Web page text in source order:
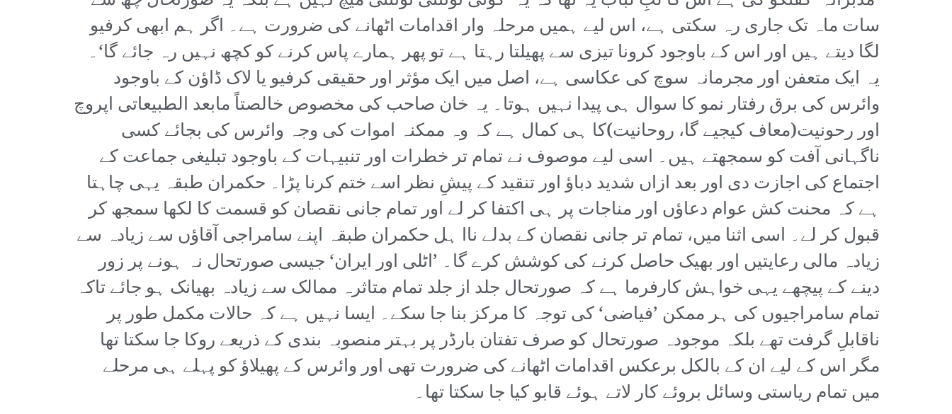
سات ماہ تک جاری رہ سکتی ہے، اس لیے ہمیں مرحلہ وار اقدامات اٹھانے کی ضرورت ہے۔ اگر ہم ابھی کرفیو
لگا دیتے ہیں اور اس کے باوجود کرونا تیزی سے پھیلتا رہتا ہے تو پھر ہمارے پاس کرنے کو کچھ نہیں رہ جائے گا‘۔
یہ ایک متعفن اور مجرمانہ سوچ کی عکاسی ہے، اصل میں ایک مؤثر اور حقیقی کرفیو یا لاک ڈاؤن کے باوجود
وائرس کی برق رفتار نمو کا سوال ہی پیدا نہیں ہوتا۔ یہ خان صاحب کی مخصوص خالصتاً مابعد الطبیعاتی اپروچ
اور رحونیت(معاف کیجیے گا، روحانیت)کا ہی کمال ہے کہ وہ ممکنہ اموات کی وجہ وائرس کی بجائے کسی
ناگہانی آفت کو سمجھتے ہیں۔ اسی لیے موصوف نے تمام تر خطرات اور تنبیہات کے باوجود تبلیغی جماعت کے
اجتماع کی اجازت دی اور بعد ازاں شدید دباؤ اور تنقید کے پیشِ نظر اسے ختم کرنا پڑا۔ حکمران طبقہ یہی چاہتا
ہے کہ محنت کش عوام دعاؤں اور مناجات پر ہی اکتفا کر لے اور تمام جانی نقصان کو قسمت کا لکھا سمجھ کر
قبول کر لے۔ اسی اثنا میں، تمام تر جانی نقصان کے بدلے ناا ہل حکمران طبقہ اپنے سامراجی آقاؤں سے زیادہ سے
زیادہ مالی رعایتیں اور بھیک حاصل کرنے کی کوشش کرے گا۔ ’اٹلی اور ایران‘ جیسی صورتحال نہ ہونے پر زور
دینے کے پیچھے یہی خواہش کارفرما ہے کہ صورتحال جلد از جلد تمام متاثرہ ممالک سے زیادہ بھیانک ہو جائے تاکہ
تمام سامراجیوں کی ہر ممکن ’فیاضی‘ کی توجہ کا مرکز بنا جا سکے۔ ایسا نہیں ہے کہ حالات مکمل طور پر
ناقابلِ گرفت تھے بلکہ موجودہ صورتحال کو صرف تفتان بارڈر پر بہتر منصوبہ بندی کے ذریعے روکا جا سکتا تھا
مگر اس کے لیے ان کے بالکل برعکس اقدامات اٹھانے کی ضرورت تھی اور وائرس کے پھیلاؤ کو پہلے ہی مرحلے
میں تمام ریاستی وسائل بروئے کار لاتے ہوئے قابو کیا جا سکتا تھا۔